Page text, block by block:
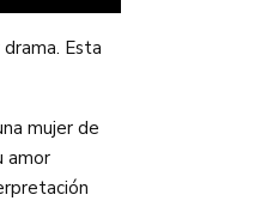
drama. Esta
mujer de
amor